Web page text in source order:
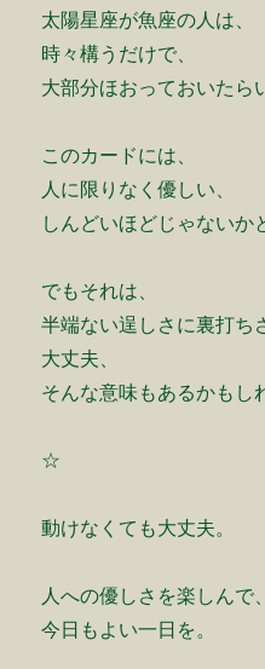
太陽星座が魚座の人は、
時々構うだけで、
大部分ほおっておいたら
このカードには、
人に限りなく優しい、
しんどいほどじゃないか
でもそれは、
半端ない逞しさに裏打ち
大丈夫、
そんな意味もあるかもし
☆
動けなくても大丈夫。
人への優しさを楽しんで、
今日もよい一日を。